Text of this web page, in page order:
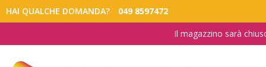
HAI QUALCHE DOMANDA? 049 8597472
Il magazzino sarà